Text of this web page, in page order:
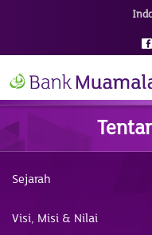
Sejarah
Visi, Misi & Nilai